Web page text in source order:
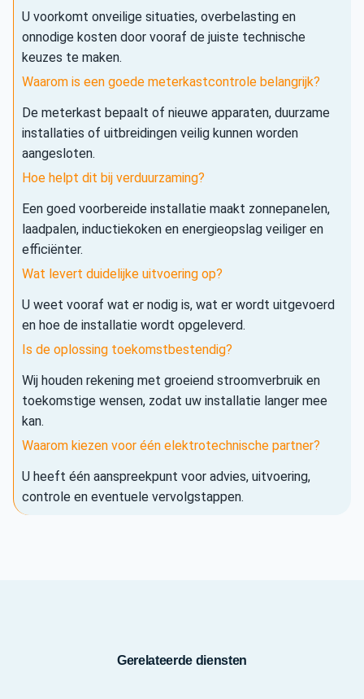
U voorkomt onveilige situaties, overbelasting en
onnodige kosten door vooraf de juiste technische
keuzes te maken.
Waarom is een goede meterkastcontrole belangrijk?
De meterkast bepaalt of nieuwe apparaten, duurzame
installaties of uitbreidingen veilig kunnen worden
aangesloten.
Hoe helpt dit bij verduurzaming?
Een goed voorbereide installatie maakt zonnepanelen,
laadpalen, inductiekoken en energieopslag veiliger en
efficiënter.
Wat levert duidelijke uitvoering op?
U weet vooraf wat er nodig is, wat er wordt uitgevoerd
en hoe de installatie wordt opgeleverd.
Is de oplossing toekomstbestendig?
Wij houden rekening met groeiend stroomverbruik en
toekomstige wensen, zodat uw installatie langer mee
kan.
Waarom kiezen voor één elektrotechnische partner?
U heeft één aanspreekpunt voor advies, uitvoering,
controle en eventuele vervolgstappen.
Gerelateerde diensten